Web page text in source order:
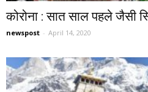
कोरोना : सात साल पहले जैसी
newspost - April 14, 2020